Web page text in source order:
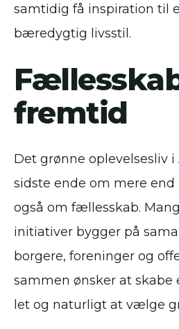
samtidig få inspiration til
bæredygtig livsstil.
fremtid
Det grønne oplevelsesliv
sidste ende om mere
også om fællesskab.
initiativer bygger på
borgere, foreninger og
sammen ønsker at skabe
let og naturligt at vælge